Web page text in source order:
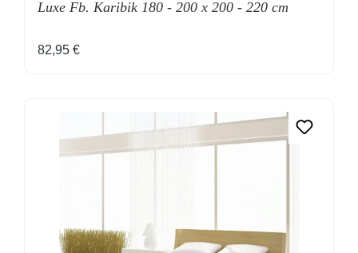
Luxe Fb. Karibik 180 - 200 x 200 - 220 cm
Regulärer Preis:
82,95 €